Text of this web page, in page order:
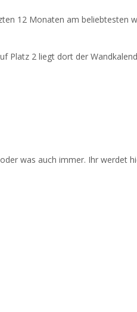
12 Monaten am beliebtesten
Platz 2 liegt dort der
was auch immer. Ihr werdet